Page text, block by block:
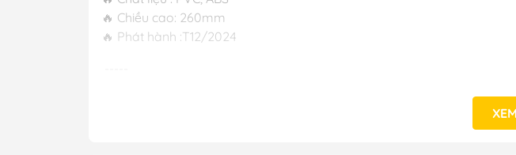
🔥 Chiều cao: 260mm
🔥 Phát hành :T12/2024